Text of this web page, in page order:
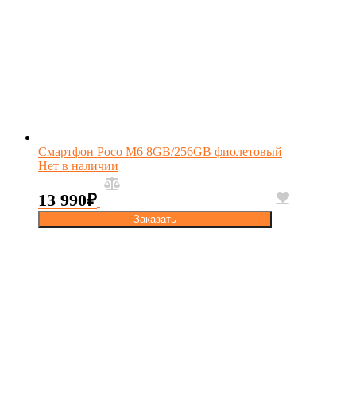
Смартфон Poco M6 8GB/256GB фиолетовый
Нет в наличии
13 990₽
Заказать